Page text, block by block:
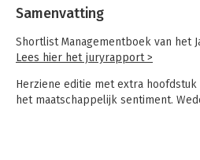
Samenvatting
Shortlist Managementboek van het
Lees hier het juryrapport >
Herziene editie met extra
het maatschappelijk sentiment.